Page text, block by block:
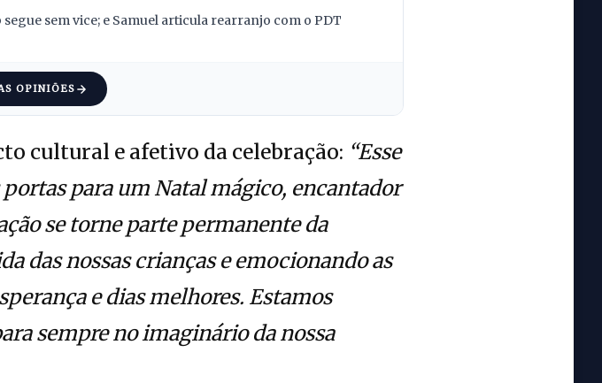
sem vice; e Samuel articula rearranjo com o PDT
OPINIÕES
cultural e afetivo da celebração: “Esse
para um Natal mágico, encantador
se torne parte permanente da
das nossas crianças e emocionando as
e dias melhores. Estamos
sempre no imaginário da nossa